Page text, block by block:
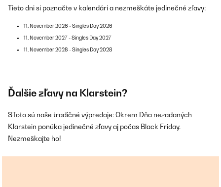
Tieto dni si poznačte v kalendári a nezmeškáte jedinečné zľavy:
11. November 2026 - Singles Day 2026
11. November 2027 - Singles Day 2027
11. November 2028 - Singles Day 2028
Ďalšie zľavy na Klarstein?
SToto sú naše tradičné výpredaje: Okrem Dňa nezadaných
Klarstein ponúka jedinečné zľavy aj počas Black Friday.
Nezmeškajte ho!